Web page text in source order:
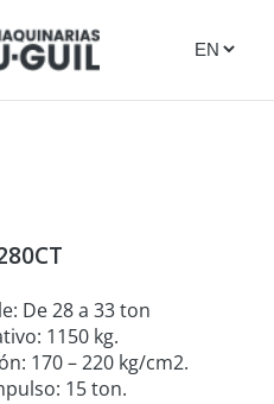
Hidráulico
De 28 a 33 ton
1150 kg.
170 – 220 kg/cm2.
15 ton.